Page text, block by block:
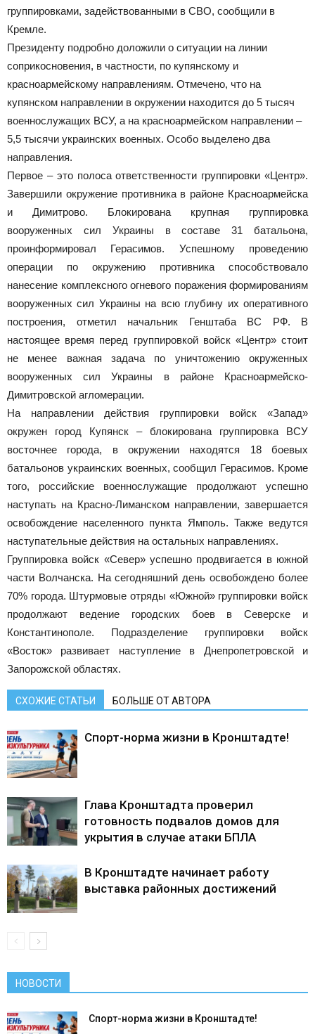
группировками, задействованными в СВО, сообщили в
Кремле.
Президенту подробно доложили о ситуации на линии
соприкосновения, в частности, по купянскому и
красноармейскому направлениям. Отмечено, что на
купянском направлении в окружении находится до 5 тысяч
военнослужащих ВСУ, а на красноармейском направлении –
5,5 тысячи украинских военных. Особо выделено два
направления.
Первое – это полоса ответственности группировки «Центр».
Завершили окружение противника в районе Красноармейска
и Димитрово. Блокирована крупная группировка
вооруженных сил Украины в составе 31 батальона,
проинформировал Герасимов. Успешному проведению
операции по окружению противника способствовало
нанесение комплексного огневого поражения формированиям
вооруженных сил Украины на всю глубину их оперативного
построения, отметил начальник Генштаба ВС РФ. В
настоящее время перед группировкой войск «Центр» стоит
не менее важная задача по уничтожению окруженных
вооруженных сил Украины в районе Красноармейско-
Димитровской агломерации.
На направлении действия группировки войск «Запад»
окружен город Купянск – блокирована группировка ВСУ
восточнее города, в окружении находятся 18 боевых
батальонов украинских военных, сообщил Герасимов. Кроме
того, российские военнослужащие продолжают успешно
наступать на Красно-Лиманском направлении, завершается
освобождение населенного пункта Ямполь. Также ведутся
наступательные действия на остальных направлениях.
Группировка войск «Север» успешно продвигается в южной
части Волчанска. На сегодняшний день освобождено более
70% города. Штурмовые отряды «Южной» группировки войск
продолжают ведение городских боев в Северске и
Константинополе. Подразделение группировки войск
«Восток» развивает наступление в Днепропетровской и
Запорожской областях.
СХОЖИЕ СТАТЬИ БОЛЬШЕ ОТ АВТОРА
Спорт-норма жизни в Кронштадте!
Глава Кронштадта проверил
готовность подвалов домов для
укрытия в случае атаки БПЛА
В Кронштадте начинает работу
выставка районных достижений
НОВОСТИ
Спорт-норма жизни в Кронштадте!